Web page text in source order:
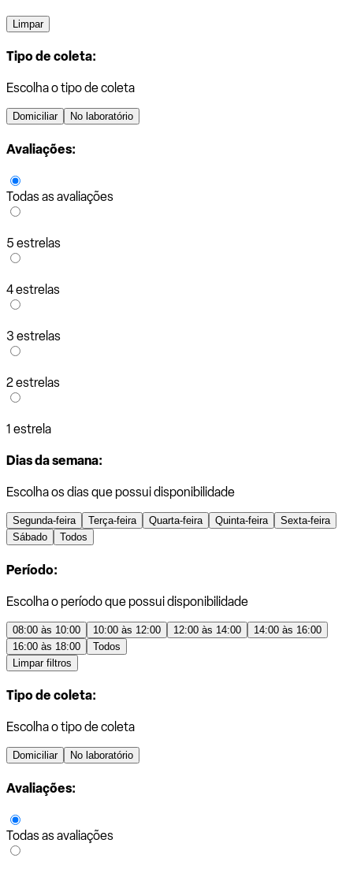
Limpar
Tipo de coleta:
Escolha o tipo de coleta
Domiciliar No laboratório
Avaliações:
Todas as avaliações
5 estrelas
4 estrelas
3 estrelas
2 estrelas
1 estrela
Dias da semana:
Escolha os dias que possui disponibilidade
Segunda-feira Terça-feira Quarta-feira Quinta-feira
Sexta-feira
Sábado
Todos
Período:
Escolha o período que possui disponibilidade
08:00 às 10:00 10:00 às 12:00 12:00 às 14:00
14:00 às 16:00
16:00 às 18:00
Todos
Limpar filtros
Tipo de coleta:
Escolha o tipo de coleta
Domiciliar No laboratório
Avaliações:
Todas as avaliações